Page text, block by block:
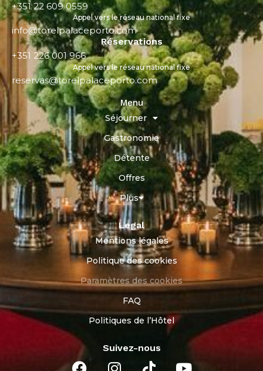
+351 22 609 0559
Appel vers le réseau national fixe
info@torelpalaceporto.com
Réservations
+351 226 001 966
Appel vers le réseau national fixe
reservas@torelpalaceporto.com
Menu
Séjourner
Gastronomie
Détente
Offres
Plus
Legal
Mentions légales
Politique des cookies
Paramètres des cookies
FAQ
Politiques de l’Hôtel
Suivez-nous